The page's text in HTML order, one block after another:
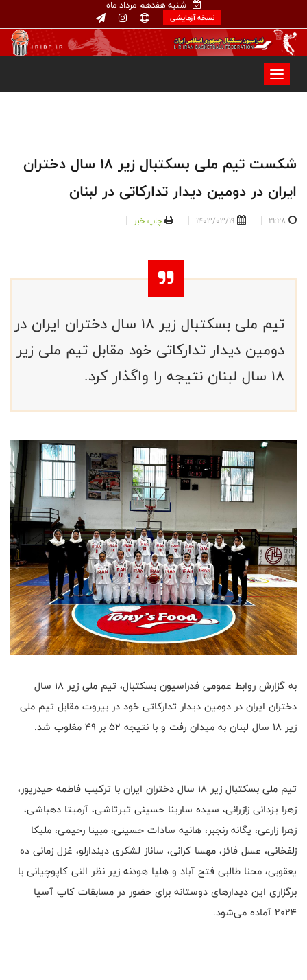
شنبه هفدهم مرداد ماه
نسخه آزمایشی
شکست تیم ملی بسکتبال زیر ۱۸ سال دختران
ایران در دومین دیدار تدارکاتی در لبنان
21:28
1403/03/19 چاپ خبر
تیم ملی بسکتبال زیر ۱۸ سال دختران ایران در
دومین دیدار تدارکاتی خود مقابل تیم ملی زیر
۱۸ سال لبنان نتیجه را واگذار کرد.
به گزارش روابط عمومی فدراسیون بسکتبال، تیم ملی زیر ۱۸ سال
دختران ایران در دومین دیدار تدارکاتی خود در بیروت مقابل تیم ملی
زیر ۱۸ سال لبنان به میدان رفت و با نتیجه ۵۲ بر ۴۹ مغلوب شد.
تیم ملی بسکتبال زیر ۱۸ سال دختران ایران با ترکیب فاطمه حیدرپور،
زهرا یزدانی زازرانی، سیده سارینا حسینی تیرتاشی، آرمیتا دهباشی،
زهرا زارعی، یگانه رنجبر، هانیه سادات حسینی، مبینا رحیمی، ملیکا
زلفخانی، عسل فائز، مهسا کرانی، ساناز لشکری دیندارلو، غزل زمانی ده
یعقوبی، محنا طالبی فتح آباد و هلیا هودنه زیر نظر النی کاپوچیانی با
برگزاری این دیدارهای دوستانه برای حضور در مسابقات کاپ آسیا
۲۰۲۴ آماده می‌شود.